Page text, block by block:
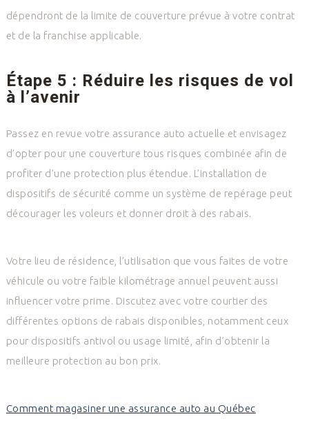
dépendront de la limite de couverture prévue à votre contrat
et de la franchise applicable.
Étape 5 : Réduire les risques de vol
à l’avenir
Passez en revue votre assurance auto actuelle et envisagez
d’opter pour une couverture tous risques combinée afin de
profiter d’une protection plus étendue. L’installation de
dispositifs de sécurité comme un système de repérage peut
décourager les voleurs et donner droit à des rabais.
Votre lieu de résidence, l’utilisation que vous faites de votre
véhicule ou votre faible kilométrage annuel peuvent aussi
influencer votre prime. Discutez avec votre courtier des
différentes options de rabais disponibles, notamment ceux
pour dispositifs antivol ou usage limité, afin d’obtenir la
meilleure protection au bon prix.
Comment magasiner une assurance auto au Québec